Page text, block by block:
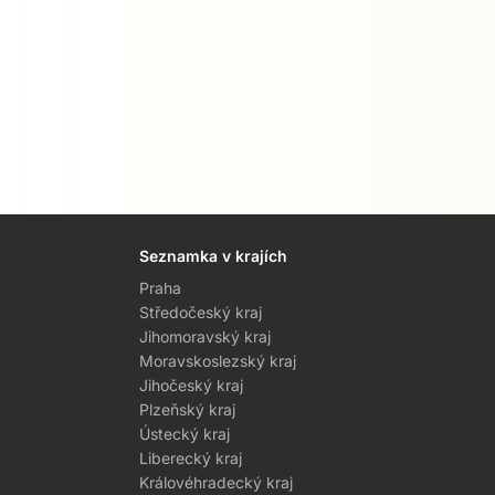
Seznamka v krajích
Praha
Středočeský kraj
Jihomoravský kraj
Moravskoslezský kraj
Jihočeský kraj
Plzeňský kraj
Ústecký kraj
Liberecký kraj
Královéhradecký kraj